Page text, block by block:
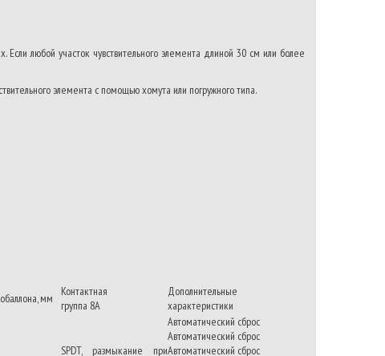
любой участок чувствительного элемента длиной 30 см или более
элемента с помощью хомута или погружного типа.
мм
Контактная
группа 8А
Дополнительные
характеристики
SPDT, размыкание при
Автоматический сброс
Автоматический сброс
Автоматический сброс